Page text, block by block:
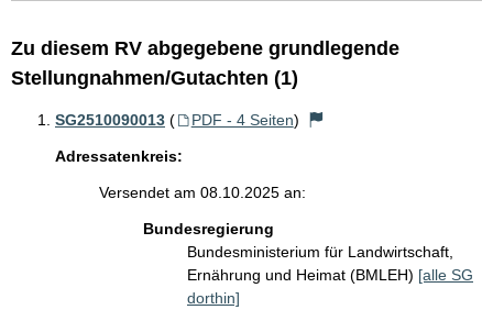
Zu diesem RV abgegebene grundlegende
Stellungnahmen/Gutachten (1)
SG2510090013 ( PDF - 4 Seiten)
Adressatenkreis:
Versendet am 08.10.2025 an:
Bundesregierung
Bundesministerium für Landwirtschaft,
Ernährung und Heimat (BMLEH) [alle SG
dorthin]